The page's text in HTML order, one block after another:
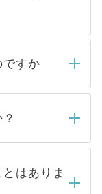
すか
担当者がご
ルもしくは
ご連絡をせて
待ちくださ
いる求人の
ご覧いただ
公開求人は
はありま